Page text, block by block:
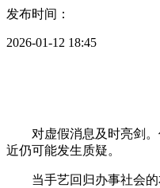
发布时间：
2026-01-12 18:45
对虚假消息及时亮剑。
近仍可能发生质疑。
当手艺回归办事社会的